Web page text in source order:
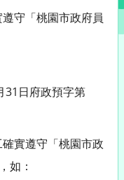
守「桃園市政府員
31日府政預字第
實遵守「桃園市政
如：